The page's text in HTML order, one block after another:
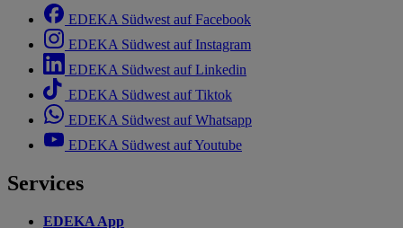
EDEKA Südwest auf Facebook
EDEKA Südwest auf Instagram
EDEKA Südwest auf Linkedin
EDEKA Südwest auf Tiktok
EDEKA Südwest auf Whatsapp
EDEKA Südwest auf Youtube
Services
EDEKA App